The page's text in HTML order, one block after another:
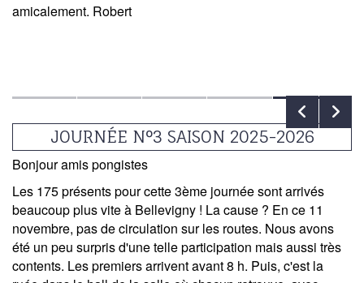
amicalement. Robert
JOURNÉE N°3 SAISON 2025-2026
Bonjour amis pongistes
Les 175 présents pour cette 3ème journée sont arrivés
beaucoup plus vite à Bellevigny ! La cause ? En ce 11
novembre, pas de circulation sur les routes. Nous avons
été un peu surpris d'une telle participation mais aussi très
contents. Les premiers arrivent avant 8 h. Puis, c'est la